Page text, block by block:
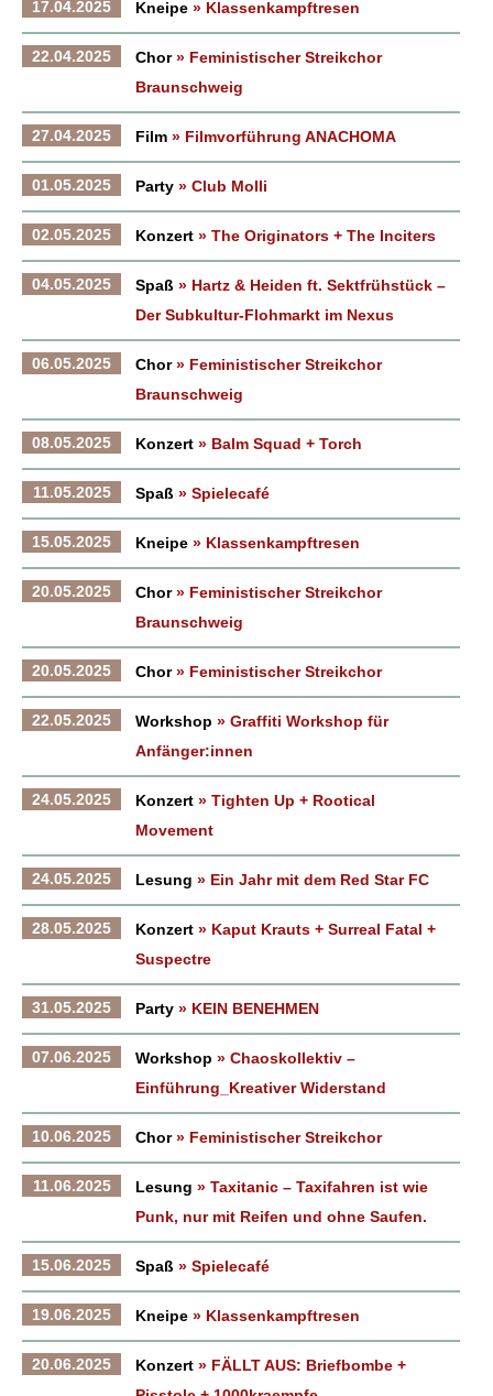
17.04.2025 Kneipe » Klassenkampftresen
22.04.2025 Chor» Feministischer Streikchor
Braunschweig
27.04.2025 Film » Filmvorführung ANACHOMA
01.05.2025 Party » Club Molli
02.05.2025 Konzert » The Originators + The Inciters
04.05.2025 Spaß » Hartz & Heiden ft. Sektfrühstück –
Der Subkultur-Flohmarkt im Nexus
06.05.2025 Chor» Feministischer Streikchor
Braunschweig
08.05.2025 Konzert » Balm Squad + Torch
11.05.2025 Spaß » Spielecafé
15.05.2025 Kneipe » Klassenkampftresen
20.05.2025 Chor» Feministischer Streikchor
Braunschweig
20.05.2025 Chor» Feministischer Streikchor
22.05.2025 Workshop » Graffiti Workshop für
Anfänger:innen
24.05.2025 Konzert » Tighten Up + Rootical
Movement
24.05.2025 Lesung » Ein Jahr mit dem Red Star FC
28.05.2025 Konzert » Kaput Krauts + Surreal Fatal +
Suspectre
31.05.2025 Party » KEIN BENEHMEN
07.06.2025 Workshop » Chaoskollektiv –
Einführung_Kreativer Widerstand
10.06.2025 Chor» Feministischer Streikchor
11.06.2025 Lesung » Taxitanic – Taxifahren ist wie
Punk, nur mit Reifen und ohne Saufen.
15.06.2025 Spaß » Spielecafé
19.06.2025 Kneipe » Klassenkampftresen
20.06.2025 Konzert » FÄLLT AUS: Briefbombe +